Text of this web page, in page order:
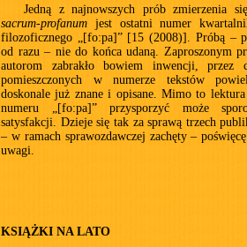
Jedną z najnowszych prób zmierzenia
sacrum-profanum jest ostatni numer
filozoficznego „[fo:pa]” [15 (2008)]. Próbą –
od razu – nie do końca udaną. Zaproszonym
autorom zabrakło bowiem inwencji, przez
pomieszczonych w numerze tekstów
doskonale już znane i opisane. Mimo to lektura
numeru „[fo:pa]” przysporzyć może
satysfakcji. Dzieje się tak za sprawą trzech
– w ramach sprawozdawczej zachęty –
uwagi.
KSIĄŻKI NA LATO